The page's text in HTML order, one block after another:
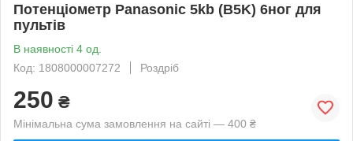
Потенціометр Panasonic 5kb (B5K) 6ног для
пультів
В наявності 4 од.
Код: 1808000007272
Роздріб
250 ₴
Мінімальна сума замовлення на сайті — 400 ₴